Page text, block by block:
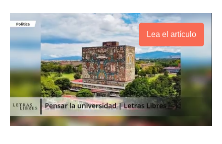
Lea el artículo